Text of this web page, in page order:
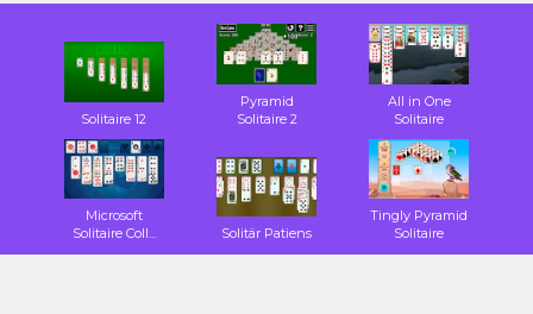
Solitaire 12
Pyramid
Solitaire 2
All in One
Solitaire
Microsoft
Solitaire Coll...
Solitär Patiens
Tingly Pyramid
Solitaire